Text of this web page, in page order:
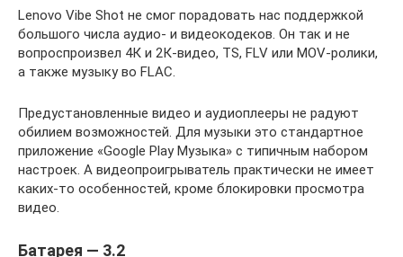
Lenovo Vibe Shot не смог порадовать нас поддержкой
большого числа аудио- и видеокодеков. Он так и не
вопроспроизвел 4К и 2К-видео, TS, FLV или MOV-ролики,
а также музыку во FLAC.
Предустановленные видео и аудиоплееры не радуют
обилием возможностей. Для музыки это стандартное
приложение «Google Play Музыка» с типичным набором
настроек. А видеопроигрыватель практически не имеет
каких-то особенностей, кроме блокировки просмотра
видео.
Батарея — 3.2